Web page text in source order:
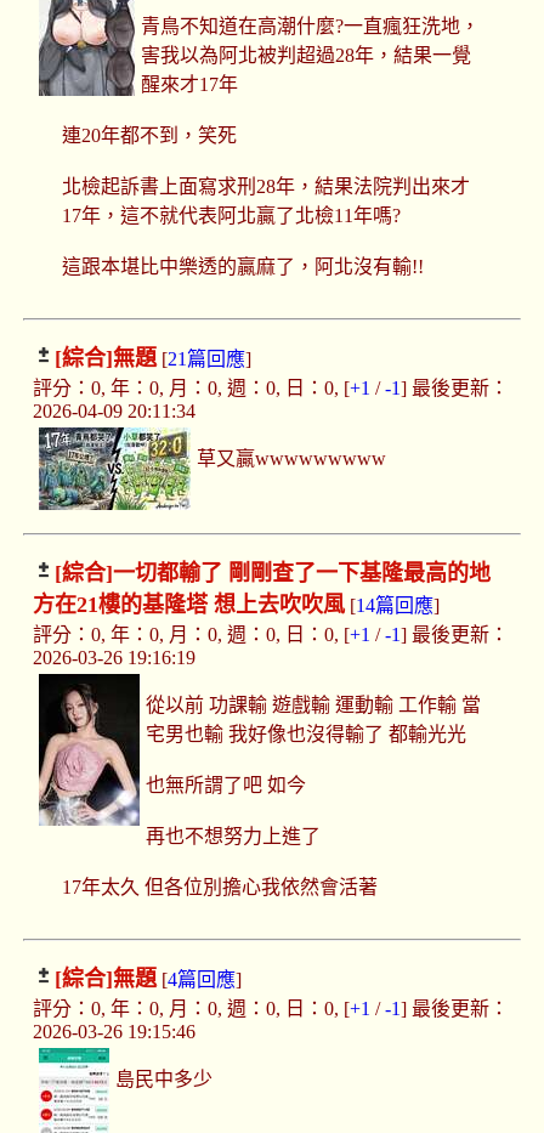
青鳥不知道在高潮什麼?一直瘋狂洗地，
害我以為阿北被判超過28年，結果一覺
醒來才17年
連20年都不到，笑死
北檢起訴書上面寫求刑28年，結果法院判出來才
17年，這不就代表阿北贏了北檢11年嗎?
這跟本堪比中樂透的贏麻了，阿北沒有輸!!
[綜合]無題[21篇回應]
評分：0, 年：0, 月：0, 週：0, 日：0, [+1 /-1] 最後更新：
2026-04-09 20:11:34
草又贏wwwwwwwww
[綜合]一切都輸了 剛剛查了一下基隆最高的地
方在21樓的基隆塔 想上去吹吹風[14篇回應]
評分：0, 年：0, 月：0, 週：0, 日：0, [+1 /-1] 最後更新：
2026-03-26 19:16:19
從以前 功課輸 遊戲輸 運動輸 工作輸 當
宅男也輸 我好像也沒得輸了 都輸光光
也無所謂了吧 如今
再也不想努力上進了
17年太久 但各位別擔心我依然會活著
[綜合]無題[4篇回應]
評分：0, 年：0, 月：0, 週：0, 日：0, [+1 /-1] 最後更新：
2026-03-26 19:15:46
島民中多少